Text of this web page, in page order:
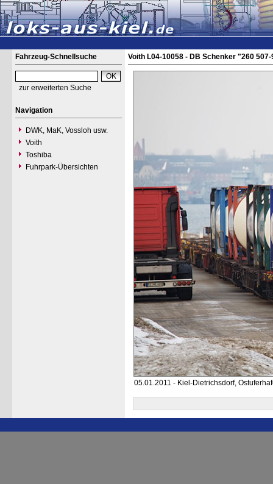
Fahrzeug-Schnellsuche
zur erweiterten Suche
Navigation
DWK, MaK, Vossloh usw.
Voith
Toshiba
Fuhrpark-Übersichten
Voith L04-10058 - DB Schenker "260
05.01.2011 - Kiel-Dietrichsdorf,